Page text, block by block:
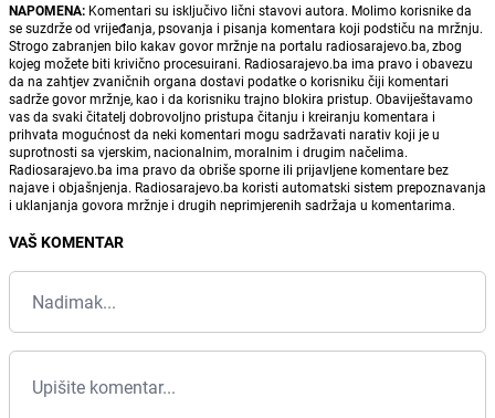
NAPOMENA: Komentari su isključivo lični stavovi autora. Molimo korisnike da
se suzdrže od vrijeđanja, psovanja i pisanja komentara koji podstiču na mržnju.
Strogo zabranjen bilo kakav govor mržnje na portalu radiosarajevo.ba, zbog
kojeg možete biti krivično procesuirani. Radiosarajevo.ba ima pravo i obavezu
da na zahtjev zvaničnih organa dostavi podatke o korisniku čiji komentari
sadrže govor mržnje, kao i da korisniku trajno blokira pristup. Obaviještavamo
vas da svaki čitatelj dobrovoljno pristupa čitanju i kreiranju komentara i
prihvata mogućnost da neki komentari mogu sadržavati narativ koji je u
suprotnosti sa vjerskim, nacionalnim, moralnim i drugim načelima.
Radiosarajevo.ba ima pravo da obriše sporne ili prijavljene komentare bez
najave i objašnjenja. Radiosarajevo.ba koristi automatski sistem prepoznavanja
i uklanjanja govora mržnje i drugih neprimjerenih sadržaja u komentarima.
VAŠ KOMENTAR